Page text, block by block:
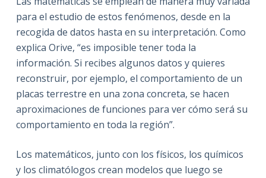
para el estudio de estos fenómenos, desde en la
recogida de datos hasta en su interpretación. Como
explica Orive, “es imposible tener toda la
información. Si recibes algunos datos y quieres
reconstruir, por ejemplo, el comportamiento de un
placas terrestre en una zona concreta, se hacen
aproximaciones de funciones para ver cómo será su
comportamiento en toda la región”.
Los matemáticos, junto con los físicos, los químicos
y los climatólogos crean modelos que luego se